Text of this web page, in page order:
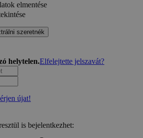
elmentése
szeretnék
helytelen.Elfelejtette jelszavát?
újat!
is bejelentkezhet: